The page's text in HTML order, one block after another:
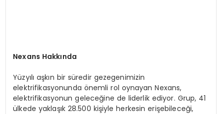
Nexans Hakkında
Yüzyılı aşkın bir süredir gezegenimizin
elektrifikasyonunda önemli rol oynayan Nexans,
elektrifikasyonun geleceğine de liderlik ediyor. Grup, 41
ülkede yaklaşık 28.500 kişiyle herkesin erişebileceği,